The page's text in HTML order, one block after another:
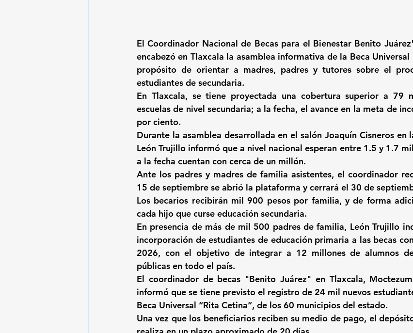
El Coordinador Nacional de Becas para el Bienestar Benito
encabezó en Tlaxcala la asamblea informativa de la Beca Universal
propósito de orientar a madres, padres y tutores sobre el
estudiantes de secundaria.
En Tlaxcala, se tiene proyectada una cobertura superior a 79
escuelas de nivel secundaria; a la fecha, el avance en la meta de
por ciento.
Durante la asamblea desarrollada en el salón Joaquín Cisneros en
León Trujillo informó que a nivel nacional esperan entre 1.5 y 1.7
a la fecha cuentan con cerca de un millón.
Ante los padres y madres de familia asistentes, el coordinador
15 de septiembre se abrió la plataforma y cerrará el 30 de
Los becarios recibirán mil 900 pesos por familia, y de forma
cada hijo que curse educación secundaria.
En presencia de más de mil 500 padres de familia, León Trujillo
incorporación de estudiantes de educación primaria a las becas
2026, con el objetivo de integrar a 12 millones de alumnos
públicas en todo el país.
El coordinador de becas "Benito Juárez" en Tlaxcala,
informó que se tiene previsto el registro de 24 mil nuevos
Beca Universal “Rita Cetina”, de los 60 municipios del estado.
Una vez que los beneficiarios reciben su medio de pago, el